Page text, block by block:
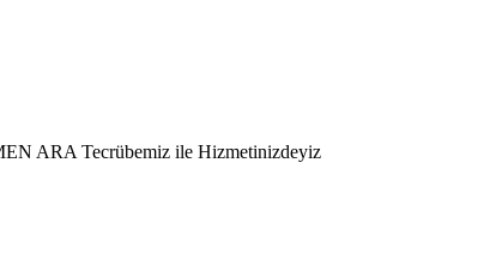
ARA Tecrübemiz ile Hizmetinizdeyiz